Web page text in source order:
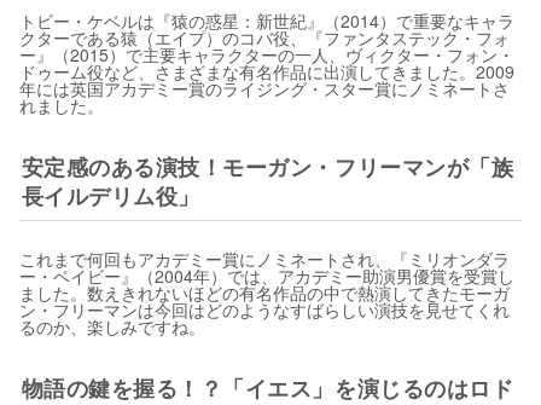
トビー・ケベルは『猿の惑星：新世紀』（2014）で重要なキャラ
クターである猿（エイプ）のコバ役、『ファンタステック・フォ
ー』（2015）で主要キャラクターの一人、ヴィクター・フォン・
ドゥーム役など、さまざまな有名作品に出演してきました。2009
年には英国アカデミー賞のライジング・スター賞にノミネートさ
れました。
安定感のある演技！モーガン・フリーマンが「族
長イルデリム役」
これまで何回もアカデミー賞にノミネートされ、『ミリオンダラ
ー・ベイビー』（2004年）では、アカデミー助演男優賞を受賞し
ました。数えきれないほどの有名作品の中で熱演してきたモーガ
ン・フリーマンは今回はどのようなすばらしい演技を見せてくれ
るのか、楽しみですね。
物語の鍵を握る！？「イエス」を演じるのはロド